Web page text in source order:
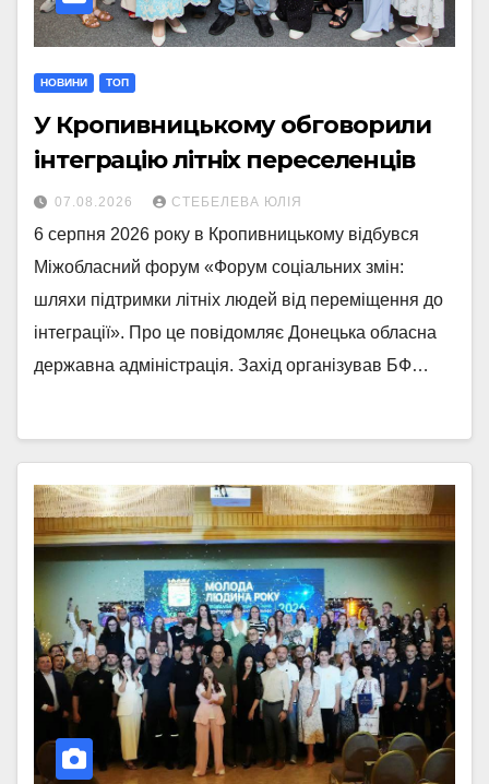
НОВИНИ ТОП
У Кропивницькому обговорили
інтеграцію літніх переселенців
07.08.2026 СТЕБЕЛЕВА ЮЛІЯ
6 серпня 2026 року в Кропивницькому відбувся
Міжобласний форум «Форум соціальних змін:
шляхи підтримки літніх людей від переміщення до
інтеграції». Про це повідомляє Донецька обласна
державна адміністрація. Захід організував БФ…